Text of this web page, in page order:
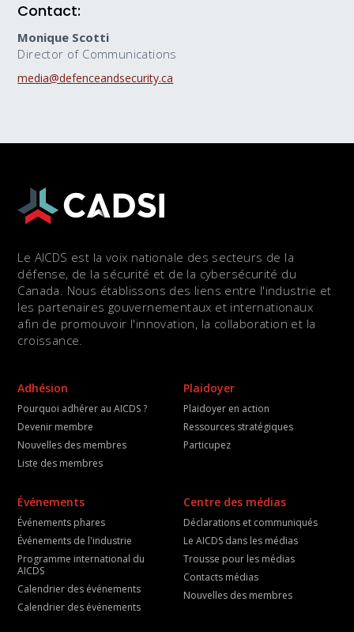
Contact:
Monique Scotti
Director of Communications
media@defenceandsecurity.ca
Le AICDS est la voix nationale des secteurs de la
défense, de la sécurité et de la cybersécurité du
Canada. Nous établissons des liens entre l'industrie et
les partenaires gouvernementaux et internationaux
afin de promouvoir l'innovation, la collaboration et la
croissance.
Adhésion
Pourquoi adhérer au AICDS ?
Devenir membre
Nouvelles des membres
Liste des membres
Plaidoyer
Plaidoyer en action
Ressources stratégiques
Particupez
Événements
Événements phares
Événements de l'industrie
Programme international du
AICDS
Calendrier des événements
Calendrier des événements
Centre des médias
Déclarations et communiqués
Le AICDS dans les médias
Trousse pour les médias
Contacts médias
Nouvelles des membres